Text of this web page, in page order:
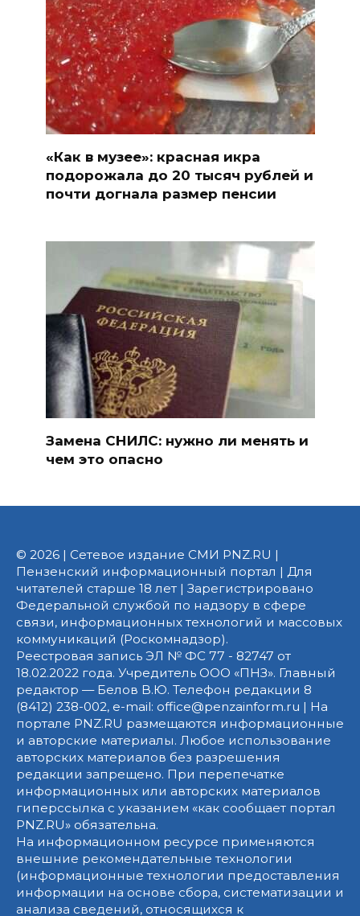
«Как в музее»: красная икра
подорожала до 20 тысяч рублей и
почти догнала размер пенсии
Замена СНИЛС: нужно ли менять и
чем это опасно
© 2026 | Сетевое издание СМИ PNZ.RU |
Пензенский информационный портал | Для
читателей старше 18 лет | Зарегистрировано
Федеральной службой по надзору в сфере
связи, информационных технологий и массовых
коммуникаций (Роскомнадзор).
Реестровая запись ЭЛ № ФС 77 - 82747 от
18.02.2022 года. Учредитель ООО «ПНЗ». Главный
редактор — Белов В.Ю. Телефон редакции 8
(8412) 238-002, e-mail: office@penzainform.ru | На
портале PNZ.RU размещаются информационные
и авторские материалы. Любое использование
авторских материалов без разрешения
редакции запрещено. При перепечатке
информационных или авторских материалов
гиперссылка с указанием «как сообщает портал
PNZ.RU» обязательна.
На информационном ресурсе применяются
внешние рекомендательные технологии
(информационные технологии предоставления
информации на основе сбора, систематизации и
анализа сведений, относящихся к